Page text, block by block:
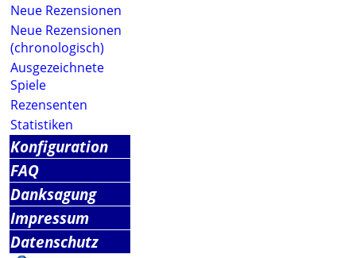
Neue Rezensionen
Neue Rezensionen
(chronologisch)
Ausgezeichnete
Spiele
Rezensenten
Statistiken
Konfiguration
FAQ
Danksagung
Impressum
Datenschutz